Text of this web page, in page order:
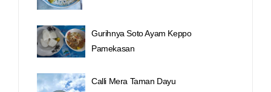
Gurihnya Soto Ayam Keppo
Pamekasan
Calli Mera Taman Dayu